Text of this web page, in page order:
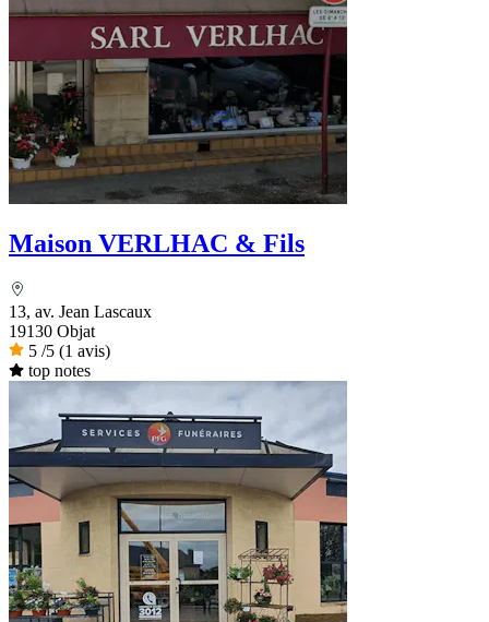
Maison VERLHAC & Fils
13, av. Jean Lascaux
19130 Objat
5 /5 (1 avis)
top notes